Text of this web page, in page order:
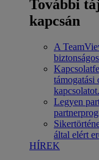
További
kapcsán
A
kapcsolatot.
Legyen
által elért
HÍREK